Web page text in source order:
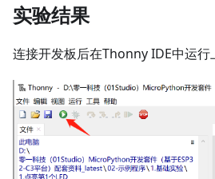
实验结果
连接开发板后在Thonny IDE中运行